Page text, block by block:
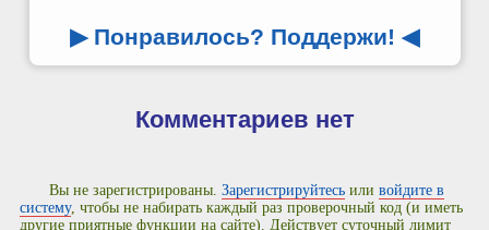
▶ Понравилось? Поддержи! ◀
Комментариев нет
Вы не зарегистрированы.Зарегистрируйтесь иливойдите в
систему, чтобы не набирать каждый раз проверочный код (и иметь
другие приятные функции на сайте). Действует суточный лимит